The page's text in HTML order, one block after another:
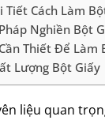
Tiết Cách Làm
Nghiền Bột
Thiết Để Làm
Lượng Bột Giấy
liệu quan